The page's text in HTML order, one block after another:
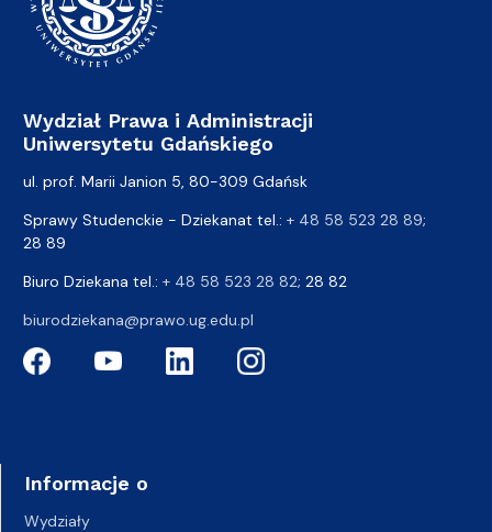
Wydział Prawa i Administracji
Uniwersytetu Gdańskiego
ul. prof. Marii Janion 5, 80-309 Gdańsk
Sprawy Studenckie - Dziekanat tel.: + 48 58 523 28 89;
28 89
Biuro Dziekana tel.: + 48 58 523 28 82; 28 82
biurodziekana@prawo.ug.edu.pl
Informacje o
Wydziały